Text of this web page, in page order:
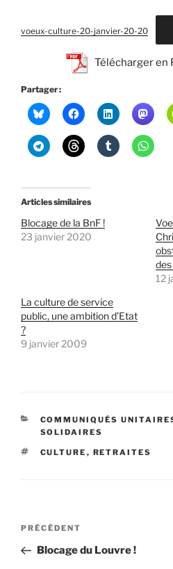
voeux-culture-20-janvier-20-20
Télécharger en
Partager :
Articles similaires
Blocage de la BnF !
23 janvier 2020
12
La culture de service
public, une ambition d’Etat
?
9 janvier 2009
CATÉGORIES
COMMUNIQUÉS
SOLIDAIRES
ÉTIQUETTES
CULTURE , RETRAITES
Navigation
l’article
Article
précédent
PRÉCÉDENT
Blocage du Louvre !